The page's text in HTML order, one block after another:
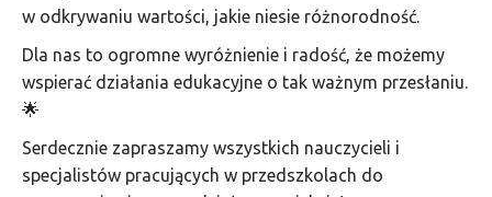
w odkrywaniu wartości, jakie niesie różnorodność.
Dla nas to ogromne wyróżnienie i radość, że możemy
wspierać działania edukacyjne o tak ważnym przesłaniu.
🌟
Serdecznie zapraszamy wszystkich nauczycieli i
specjalistów pracujących w przedszkolach do